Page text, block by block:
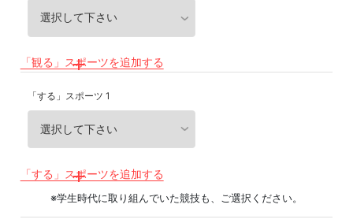
岐阜県
静岡県
愛知県
奈良県
和歌山県
山口県
徳島県
香川県
愛媛県
熊本県
大分県
宮崎県
鹿児島県
「観る」スポーツを追加する
「する」スポーツ 1
「する」スポーツを追加する
※学生時代に取り組んでいた競技も、ご選択ください。